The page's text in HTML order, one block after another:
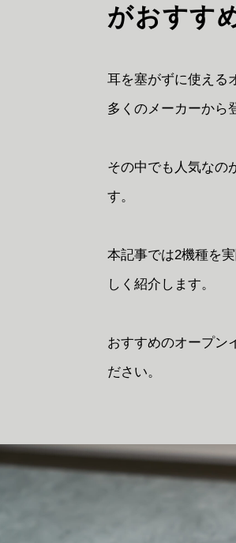
がおすす
耳を塞がずに使える
多くのメーカーから
その中でも人気なの
す。
本記事では2機種を
しく紹介します。
おすすめのオープン
ださい。